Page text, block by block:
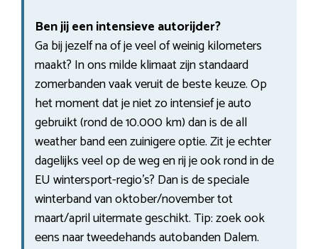
Ben jij een intensieve autorijder?
Ga bij jezelf na of je veel of weinig kilometers
maakt? In ons milde klimaat zijn standaard
zomerbanden vaak veruit de beste keuze. Op
het moment dat je niet zo intensief je auto
gebruikt (rond de 10.000 km) dan is de all
weather band een zuinigere optie. Zit je echter
dagelijks veel op de weg en rij je ook rond in de
EU wintersport-regio’s? Dan is de speciale
winterband van oktober/november tot
maart/april uitermate geschikt. Tip: zoek ook
eens naar tweedehands autobanden Dalem.